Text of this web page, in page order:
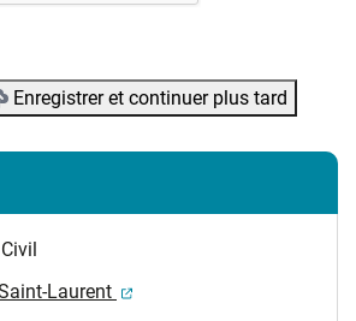
Enregistrer et continuer plus tard
Laurent
(ouverture dans un